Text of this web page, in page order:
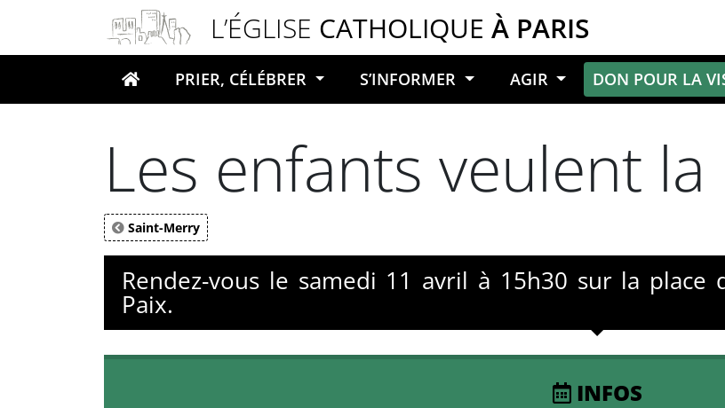
L’ÉGLISE CATHOLIQUE À PARIS
Votre recherche
PRIER, CÉLÉBRER S’INFORMER AGIR DON POUR LA
Les enfants veulent
Saint-Merry
Rendez-vous le samedi 11 avril à 15h30 sur la
Paix.
INFOS
Panneau de gestion des cookies